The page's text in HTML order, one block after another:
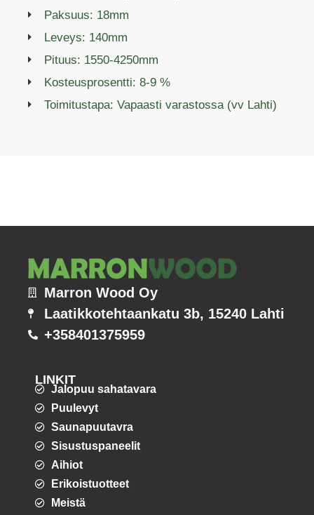
Paksuus: 18mm
Leveys: 140mm
Pituus: 1550-4250mm
Kosteusprosentti: 8-9 %
Toimitustapa: Vapaasti varastossa (vv Lahti)
Marron Wood Oy
Laatikkotehtaankatu 3b, 15240 Lahti
+358401375959
LINKIT
Jalopuu sahatavara
Puulevyt
Saunapuutavra
Sisustuspaneelit
Aihiot
Erikoistuotteet
Meistä